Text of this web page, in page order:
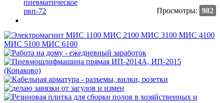
Просмотры: 982